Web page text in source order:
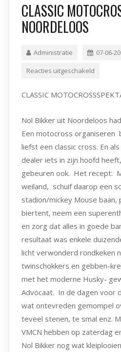
CLASSIC
NOORDELOOS
Administratie 07-06-
Reacties uitgeschakeld
CLASSIC
Nol Bikker uit Noordeloos
Een motocross organiseren
liefst een classic cross. En
dealer iets in zijn hoofd
gebeuren ook. Het recept:
weiland, schuif daarop een
stadion/mickey Mouse
biertent, neem een
en zorg dat alles in goede
resultaat was enkele
licht verwonderd rondkeken
twinschokkers en gebben-
met het moderne Husky-
Advocaat. In de dagen voor
wat ontevreden gemompel
teveel stenen, te smal enz.
VMCN hebben op zaterdag
Nol Bikker nog wat